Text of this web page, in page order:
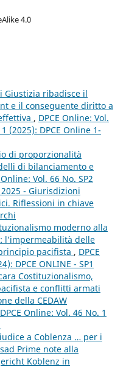
4.0
Giustizia ribadisce il
e il conseguente diritto a
, DPCE Online: Vol.
(2025): DPCE Online 1-
di proporzionalità
di bilanciamento e
Online: Vol. 66 No. SP2
2025 - Giurisdizioni
Riflessioni in chiave
moderno alla
l’impermeabilità delle
pacifista , DPCE
DPCE ONLINE - SP1
Costituzionalismo,
e conflitti armati
della CEDAW
DPCE Online: Vol. 46 No. 1
a Coblenza … per i
Prime note alla
Koblenz in